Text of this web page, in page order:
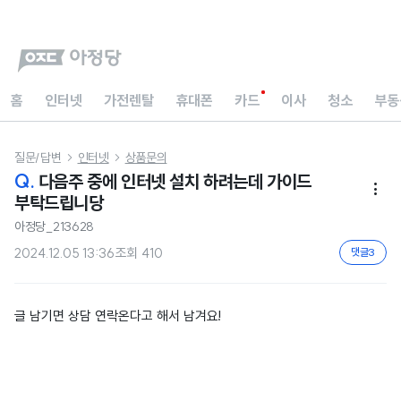
홈 인터넷 가전렌탈 휴대폰 카드 이사 청소 부
질문/답변  인터넷  상품문의
Q. 다음주 중에 인터넷 설치 하려는데 가이드
부탁드립니당

아정당_213628
2024.12.05 13:36조회 410 댓글3
글 남기면 상담 연락온다고 해서 남겨요!